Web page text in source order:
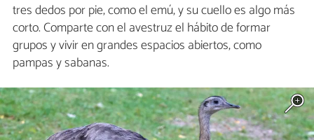
tres dedos por pie, como el emú, y su cuello es algo más
corto. Comparte con el avestruz el hábito de formar
grupos y vivir en grandes espacios abiertos, como
pampas y sabanas.